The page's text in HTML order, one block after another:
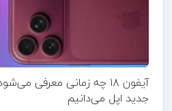
آیفون ۱۸ چه زمانی معرفی
جدید اپل می‌دانیم